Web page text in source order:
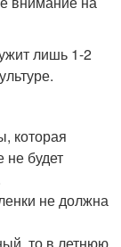
лишь 1-2
которая
не будет
не должна